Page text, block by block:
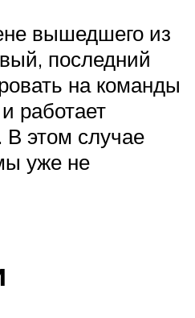
вышедшего из
последний
на команды
работает
В этом случае
уже не